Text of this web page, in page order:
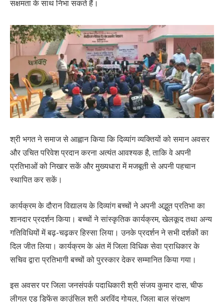
सक्षमता के साथ निभा सकते हैं।
श्री भगत ने समाज से आह्वान किया कि दिव्यांग व्यक्तियों को समान अवसर
और उचित परिवेश प्रदान करना अत्यंत आवश्यक है, ताकि वे अपनी
प्रतिभाओं को निखार सकें और मुख्यधारा में मजबूती से अपनी पहचान
स्थापित कर सकें।
कार्यक्रम के दौरान विद्यालय के दिव्यांग बच्चों ने अपनी अद्भुत प्रतिभा का
शानदार प्रदर्शन किया। बच्चों ने सांस्कृतिक कार्यक्रम, खेलकूद तथा अन्य
गतिविधियों में बढ़-चढ़कर हिस्सा लिया। उनके प्रदर्शन ने सभी दर्शकों का
दिल जीत लिया। कार्यक्रम के अंत में जिला विधिक सेवा प्राधिकार के
सचिव द्वारा प्रतिभागी बच्चों को पुरस्कार देकर सम्मानित किया गया।
इस अवसर पर जिला जनसंपर्क पदाधिकारी श्री संजय कुमार दास, चीफ
लीगल एड डिफेंस काउंसिल श्री अरविंद गोयल, जिला बाल संरक्षण